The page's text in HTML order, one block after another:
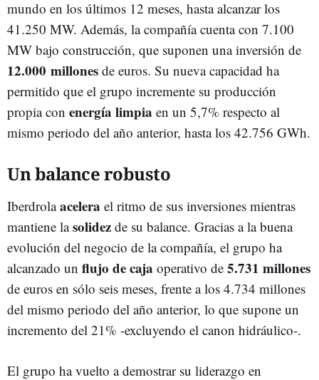
mundo en los últimos 12 meses, hasta alcanzar los
41.250 MW. Además, la compañía cuenta con 7.100
MW bajo construcción, que suponen una inversión de
12.000 millones de euros. Su nueva capacidad ha
permitido que el grupo incremente su producción
propia con energía limpia en un 5,7% respecto al
mismo periodo del año anterior, hasta los 42.756 GWh.
Un balance robusto
Iberdrolaacelera el ritmo de sus inversiones mientras
mantiene lasolidez de su balance. Gracias a la buena
evolución del negocio de la compañía, el grupo ha
alcanzado un flujo de caja operativo de 5.731 millones
de euros en sólo seis meses, frente a los 4.734 millones
del mismo periodo del año anterior, lo que supone un
incremento del 21% -excluyendo el canon hidráulico-.
El grupo ha vuelto a demostrar su liderazgo en